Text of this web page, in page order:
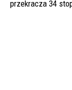
przekracza 34